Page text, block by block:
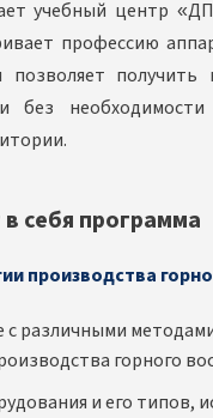
учебный центр
профессию
получить
без необходимости
себя программа
производства
с различными
горного
и его типов,